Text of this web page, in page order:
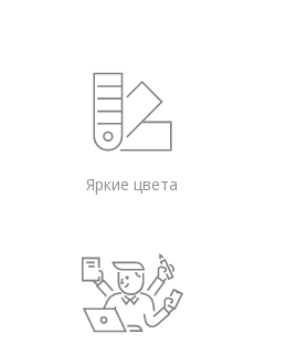
Яркие цвета